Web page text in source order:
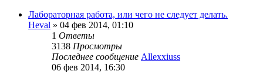
Лабораторная работа, или чего не следует делать.
Heval » 04 фев 2014, 01:10
1 Ответы
3138 Просмотры
Последнее сообщение Allexxiuss
06 фев 2014, 16:30